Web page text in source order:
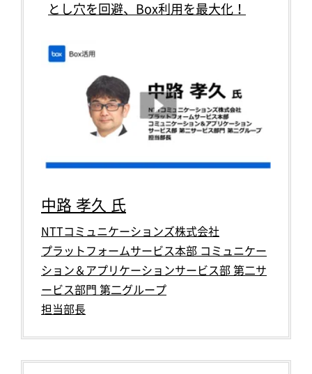
とし穴を回避、Box利用を最大化！
中路 孝久 氏
NTTコミュニケーションズ株式会社
プラットフォームサービス本部 コミュニケー
ション＆アプリケーションサービス部 第二サ
ービス部門 第二グループ
担当部長